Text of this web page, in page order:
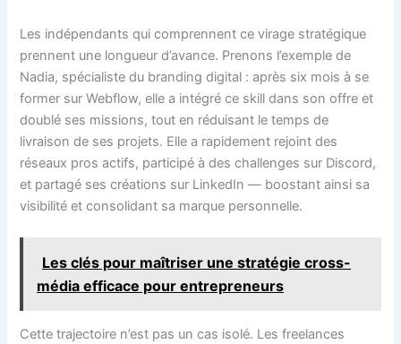
Les indépendants qui comprennent ce virage stratégique
prennent une longueur d’avance. Prenons l’exemple de
Nadia, spécialiste du branding digital : après six mois à se
former sur Webflow, elle a intégré ce skill dans son offre et
doublé ses missions, tout en réduisant le temps de
livraison de ses projets. Elle a rapidement rejoint des
réseaux pros actifs, participé à des challenges sur Discord,
et partagé ses créations sur LinkedIn — boostant ainsi sa
visibilité et consolidant sa marque personnelle.
Les clés pour maîtriser une stratégie cross-
média efficace pour entrepreneurs
Cette trajectoire n’est pas un cas isolé. Les freelances